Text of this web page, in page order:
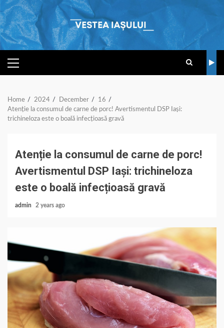
Skip
to
content
PRIMARY
MENU
Home 2024 December
16
Atenție la consumul de carne de porc! Avertismentul DSP Iași:
trichineloza este o boală infecțioasă gravă
Atenție la consumul de carne de porc!
Avertismentul DSP Iași: trichineloza
este o boală infecțioasă gravă
admin 2 years ago